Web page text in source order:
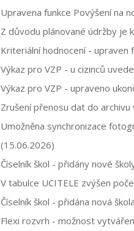
Upravena funkce Povýšení na
Z důvodu plánované údržby je
Kriteriální hodnocení - upraven
Výkaz pro VZP - u cizinců
Výkaz pro VZP - upraveno
Zrušení přenosu dat do
Umožněna synchronizace
(15.06.2026)
Číselník škol - přidány nové
V tabulce UCITELE zvýšen
Číselník škol - přidána nová
Flexi rozvrh - možnost